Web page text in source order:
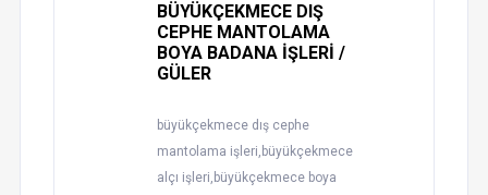
BÜYÜKÇEKMECE DIŞ
CEPHE MANTOLAMA
BOYA BADANA İŞLERİ /
GÜLER
büyükçekmece dış cephe
mantolama işleri,büyükçekmece
alçı işleri,büyükçekmece boya